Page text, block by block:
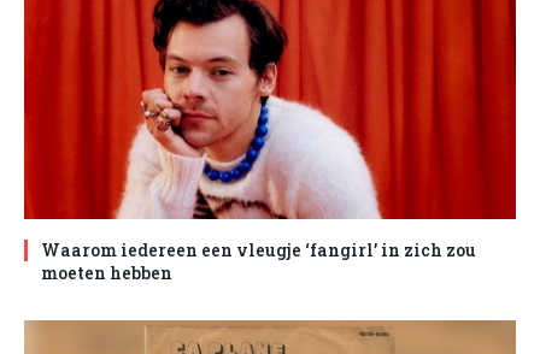
Waarom iedereen een vleugje ‘fangirl’ in zich zou
moeten hebben